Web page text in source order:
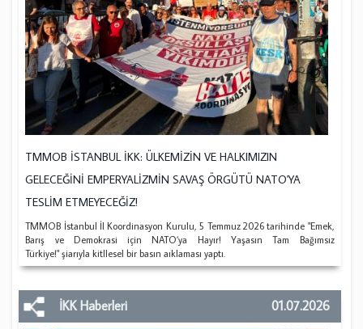
TMMOB İSTANBUL İKK: ÜLKEMİZİN VE HALKIMIZIN
GELECEĞİNİ EMPERYALİZMİN SAVAŞ ÖRGÜTÜ NATO'YA
TESLİM ETMEYECEĞİZ!
TMMOB İstanbul İl Koordinasyon Kurulu, 5 Temmuz 2026 tarihinde "Emek,
Barış ve Demokrasi için NATO’ya Hayır! Yaşasın Tam Bağımsız
Türkiye!" şiarıyla kitllesel bir basın aıklaması yaptı.
İKK Haberleri 01.07.2026